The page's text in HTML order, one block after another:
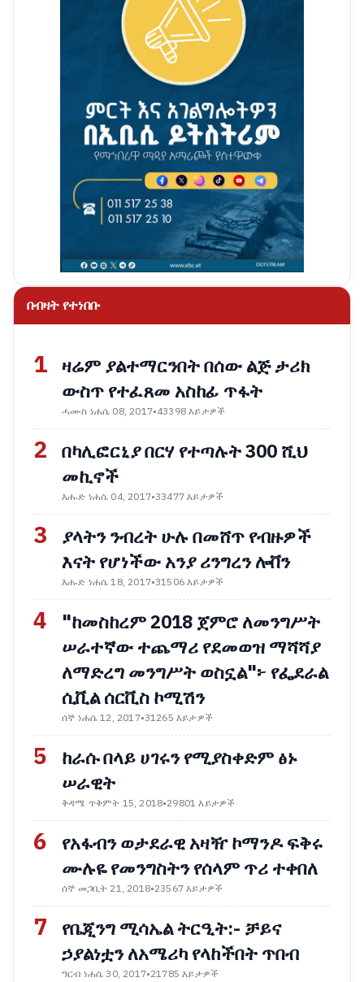
በብዛት የተነበቡ
1 ዛሬም ያልተማርንበት በሰው ልጅ ታሪክ
ውስጥ የተፈጸመ አስከፊ ጥፋት
ሓሙስ ነሐሴ 08, 2017•43398 እይታዎች
2 በካሊፎርኒያ በርሃ የተጣሉት 300 ሺህ
መኪኖች
እሑድ ነሐሴ 04, 2017•33477 እይታዎች
3
ያላትን ንብረት ሁሉ በመሸጥ የብዙዎች
እናት የሆነችው አንያ ሪንግረን ሎቨን
እሑድ ነሐሴ 18, 2017•31506 እይታዎች
4
"ከመስከረም 2018 ጀምሮ ለመንግሥት
ሠራተኛው ተጨማሪ የደመወዝ ማሻሻያ
ለማድረግ መንግሥት ወስኗል"፦ የፌደራል
ሲቪል ሰርቪስ ኮሚሽን
ሰኞ ነሐሴ 12, 2017•31265 እይታዎች
5
ከራሱ በላይ ሀገሩን የሚያስቀድም ፅኑ
ሠራዊት
ቅዳሜ ጥቅምት 15, 2018•29801 እይታዎች
6
የአፋብን ወታደራዊ አዛዥ ኮማንዶ ፍቅሩ
ሙሉዬ የመንግስትን የሰላም ጥሪ ተቀበለ
ሰኞ መጋቢት 21, 2018•23567 እይታዎች
7
የቤጂንግ ሚሳኤል ትርዒት:- ቻይና
ኃያልነቷን ለአሜሪካ የላከችበት ጥበብ
ዓርብ ነሐሴ 30, 2017•21785 እይታዎች